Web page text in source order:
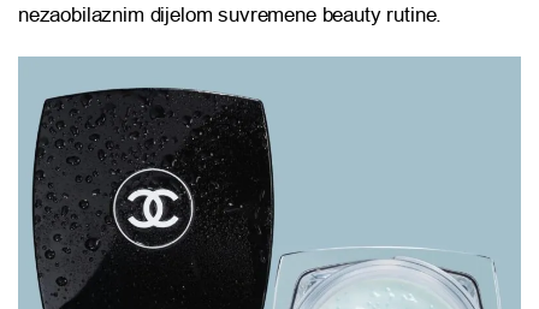
nezaobilaznim dijelom suvremene beauty rutine.